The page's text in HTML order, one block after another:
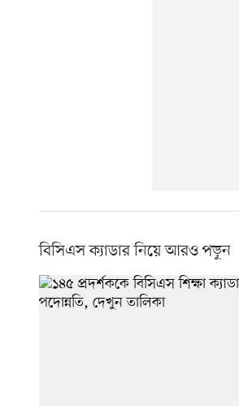
বিসিএস ক্যাডার নিয়ে আরও পড়ুন